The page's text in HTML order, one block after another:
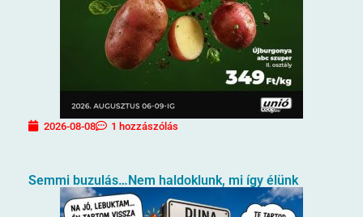
2026-08-08 1 hozzászólás
Semmi buzulás…Nem haldoklunk, mi így élünk